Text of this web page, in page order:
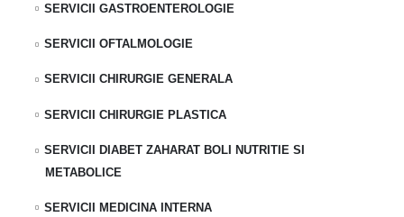
SERVICII GASTROENTEROLOGIE
SERVICII OFTALMOLOGIE
SERVICII CHIRURGIE GENERALA
SERVICII CHIRURGIE PLASTICA
SERVICII DIABET ZAHARAT BOLI NUTRITIE SI
METABOLICE
SERVICII MEDICINA INTERNA